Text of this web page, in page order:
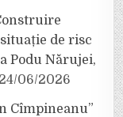
de risc
Podu Nărujei,
24/06/2026
Cîmpineanu”